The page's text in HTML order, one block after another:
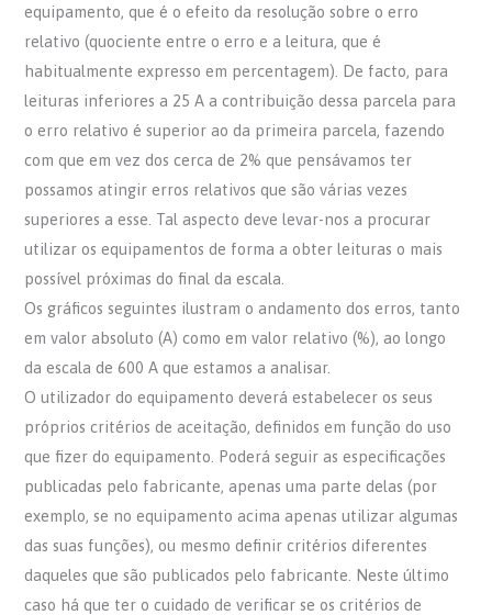
equipamento, que é o efeito da resolução sobre o erro
relativo (quociente entre o erro e a leitura, que é
habitualmente expresso em percentagem). De facto, para
leituras inferiores a 25 A a contribuição dessa parcela para
o erro relativo é superior ao da primeira parcela, fazendo
com que em vez dos cerca de 2% que pensávamos ter
possamos atingir erros relativos que são várias vezes
superiores a esse. Tal aspecto deve levar-nos a procurar
utilizar os equipamentos de forma a obter leituras o mais
possível próximas do final da escala.
Os gráficos seguintes ilustram o andamento dos erros, tanto
em valor absoluto (A) como em valor relativo (%), ao longo
da escala de 600 A que estamos a analisar.
O utilizador do equipamento deverá estabelecer os seus
próprios critérios de aceitação, definidos em função do uso
que fizer do equipamento. Poderá seguir as especificações
publicadas pelo fabricante, apenas uma parte delas (por
exemplo, se no equipamento acima apenas utilizar algumas
das suas funções), ou mesmo definir critérios diferentes
daqueles que são publicados pelo fabricante. Neste último
caso há que ter o cuidado de verificar se os critérios de